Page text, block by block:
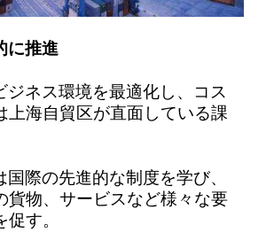
に推進
ジネス環境を最適化し、コス
上海自貿区が直面している課
国際の先進的な制度を学び、
貨物、サービスなど様々な要
す。